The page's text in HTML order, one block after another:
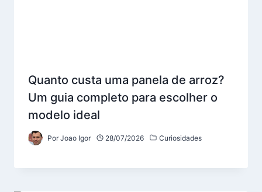
Quanto custa uma panela de arroz?
Um guia completo para escolher o
modelo ideal
Por Joao Igor 28/07/2026 Curiosidades